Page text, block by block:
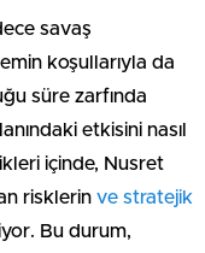
savaş
koşullarıyla da
süre zarfında
etkisini nasıl
içinde, Nusret
risklerin ve stratejik
Bu durum,